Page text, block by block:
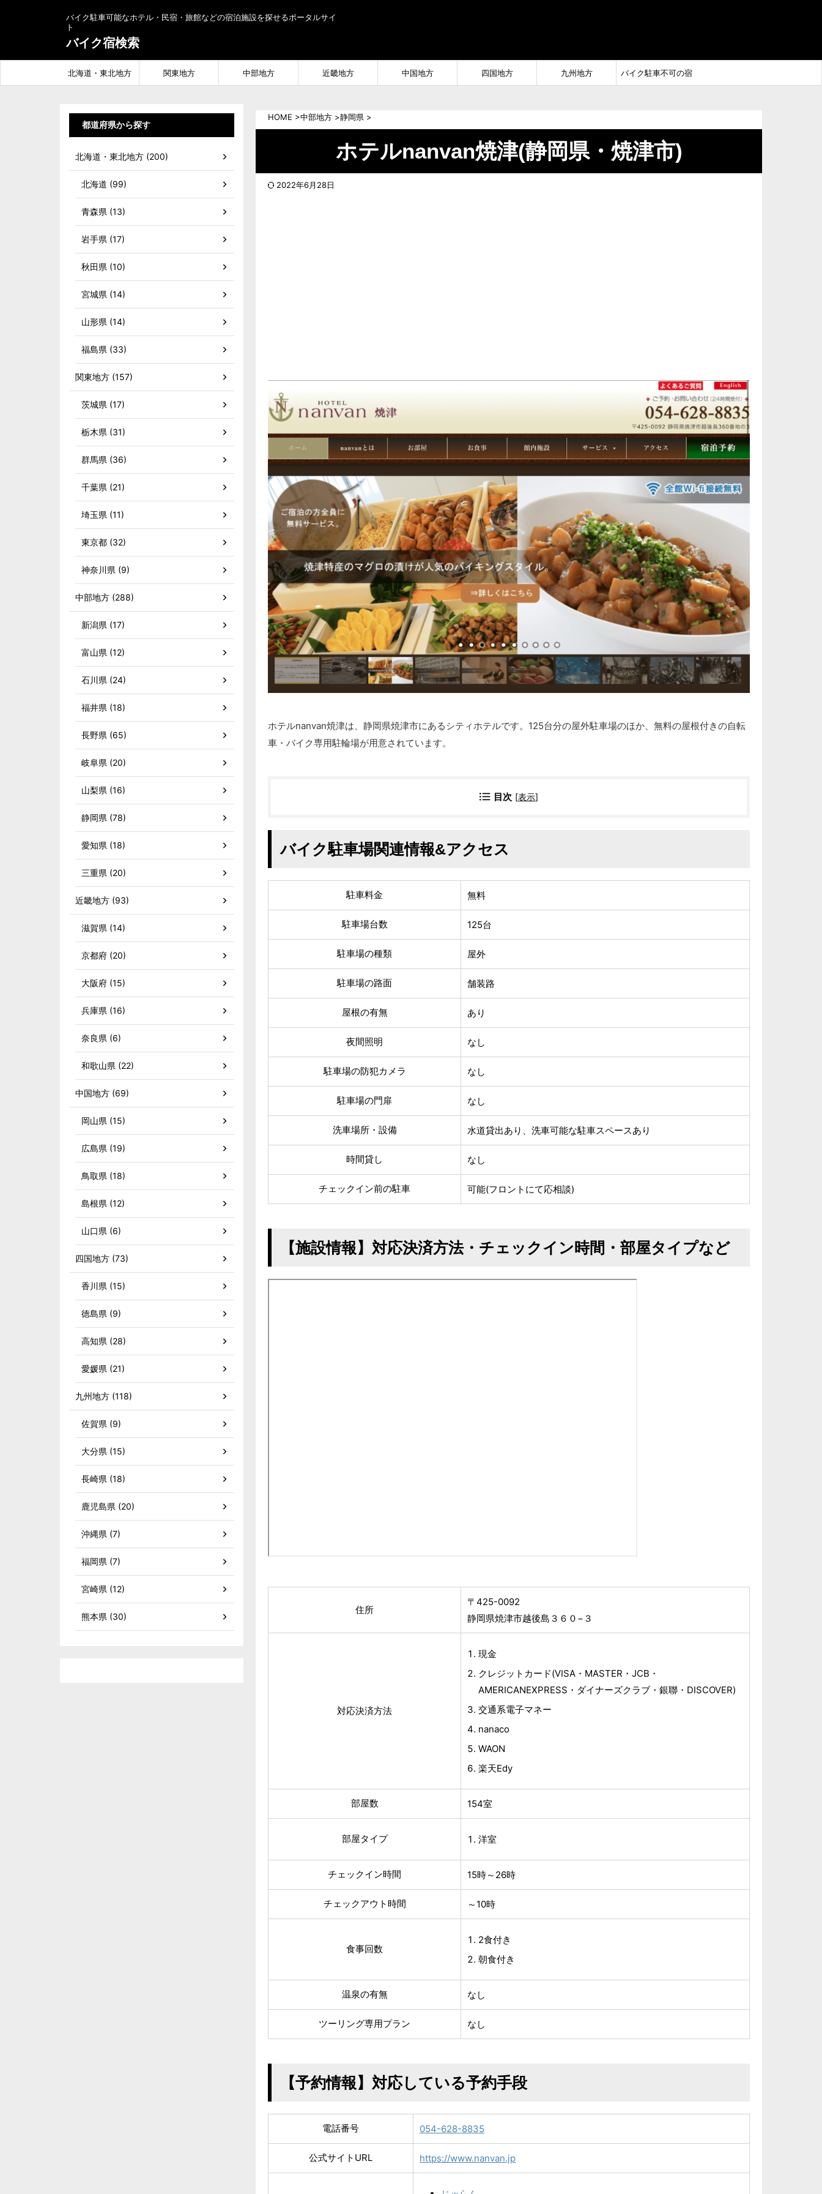
バイク駐車可能なホテル・民宿・旅館などの宿泊施設を探せるポータルサイ
ト
バイク宿検索
北海道・東北地方 関東地方 中部地方 近畿地方 中国地方 四国地方 九州地方 バイク駐車不可の宿
HOME >中部地方 >静岡県 >
ホテルnanvan焼津(静岡県・焼津市)
2022年6月28日
ホテルnanvan焼津は、静岡県焼津市にあるシティホテルです。125台分の屋外駐車場のほか、無料の屋根付きの自転
車・バイク専用駐輪場が用意されています。
目次 [表示]
バイク駐車場関連情報&アクセス
駐車料金 無料
駐車場台数 125台
駐車場の種類 屋外
駐車場の路面 舗装路
屋根の有無 あり
夜間照明 なし
駐車場の防犯カメラ なし
駐車場の門扉 なし
洗車場所・設備 水道貸出あり、洗車可能な駐車スペースあり
時間貸し なし
チェックイン前の駐車 可能(フロントにて応相談)
【施設情報】対応決済方法・チェックイン時間・部屋タイプなど
住所
〒425-0092
静岡県焼津市越後島３６０−３
対応決済方法
現金
クレジットカード(VISA・MASTER・JCB・
AMERICANEXPRESS・ダイナーズクラブ・銀聯・DISCOVER)
交通系電子マネー
nanaco
WAON
楽天Edy
部屋数 154室
部屋タイプ 洋室
チェックイン時間 15時～26時
チェックアウト時間 ～10時
食事回数
2食付き
朝食付き
温泉の有無 なし
ツーリング専用プラン なし
【予約情報】対応している予約手段
電話番号 054-628-8835
公式サイトURL https://www.nanvan.jp
都道府県から探す
北海道・東北地方 (200)
北海道 (99)
青森県 (13)
岩手県 (17)
秋田県 (10)
宮城県 (14)
山形県 (14)
福島県 (33)
関東地方 (157)
茨城県 (17)
栃木県 (31)
群馬県 (36)
千葉県 (21)
埼玉県 (11)
東京都 (32)
神奈川県 (9)
中部地方 (288)
新潟県 (17)
富山県 (12)
石川県 (24)
福井県 (18)
長野県 (65)
岐阜県 (20)
山梨県 (16)
静岡県 (78)
愛知県 (18)
三重県 (20)
近畿地方 (93)
滋賀県 (14)
京都府 (20)
大阪府 (15)
兵庫県 (16)
奈良県 (6)
和歌山県 (22)
中国地方 (69)
岡山県 (15)
広島県 (19)
鳥取県 (18)
島根県 (12)
山口県 (6)
四国地方 (73)
香川県 (15)
徳島県 (9)
高知県 (28)
愛媛県 (21)
九州地方 (118)
佐賀県 (9)
大分県 (15)
長崎県 (18)
鹿児島県 (20)
沖縄県 (7)
福岡県 (7)
宮崎県 (12)
熊本県 (30)